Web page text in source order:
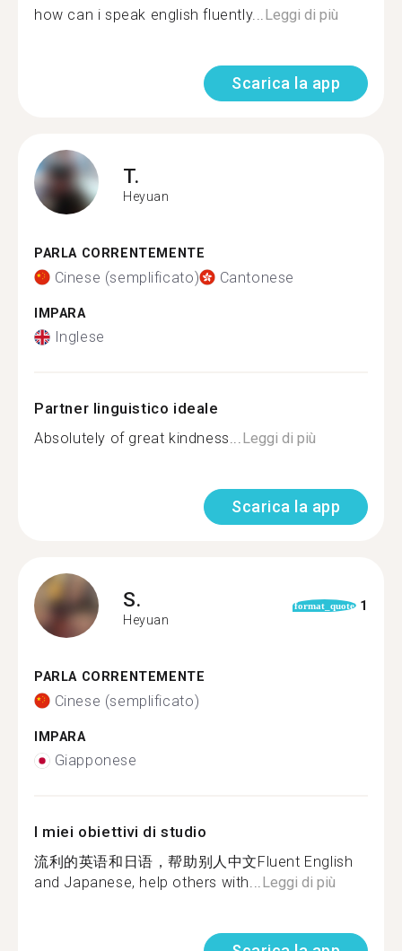
how can i speak english fluently...Leggi di più
Scarica la app
T.
Heyuan
PARLA CORRENTEMENTE
Cinese (semplificato) Cantonese
IMPARA
Inglese
Partner linguistico ideale
Absolutely of great kindness...Leggi di più
Scarica la app
S.
Heyuan
format_quote 1
PARLA CORRENTEMENTE
Cinese (semplificato)
IMPARA
Giapponese
I miei obiettivi di studio
流利的英语和日语，帮助别人中文Fluent English
and Japanese, help others with...Leggi di più